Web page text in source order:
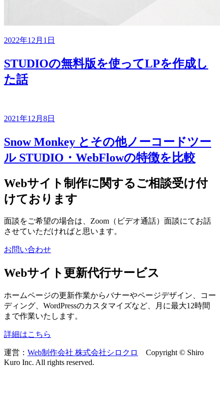
2022年12月1日
STUDIOの無料版を使ってLPを作成し
た話
2021年12月8日
Snow Monkey とその他ノーコードツー
ル STUDIO・WebFlowの特徴を比較
Webサイト制作に関するご相談受け付
けております
面談をご希望の場合は、Zoom（ビデオ通話）面談にてお話
させていただければと思います。
お問い合わせ
Webサイト更新代行サービス
ホームページの更新作業からバナーやページデザイン、コー
ディング、WordPressのカスタマイズなど、月に最大12時間
まで作業いたします。
詳細はこちら
運営： Web制作会社 株式会社シロクロ
Copyright © Shiro
Kuro Inc. All rights reserved.